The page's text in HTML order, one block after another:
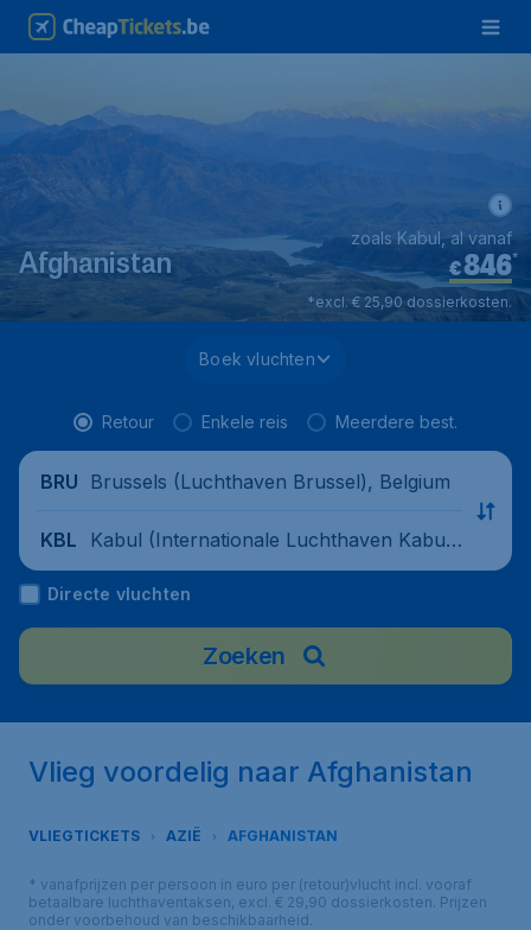
Afghanistan €846*
zoals Kabul, al vanaf
*excl. € 25,90 dossierkosten.
Boek vluchten
Retour Enkele reis Meerdere best.
BRU Brussels (Luchthaven Brussel), Belgium
KBL
Kabul (Internationale Luchthaven Kabu
l), Afghanistan
Directe vluchten
Zoeken
Vlieg voordelig naar Afghanistan
VLIEGTICKETS AZIË AFGHANISTAN
* vanafprijzen per persoon in euro per (retour)vlucht incl. vooraf
betaalbare luchthaventaksen, excl. € 29,90 dossierkosten. Prijzen
onder voorbehoud van beschikbaarheid.